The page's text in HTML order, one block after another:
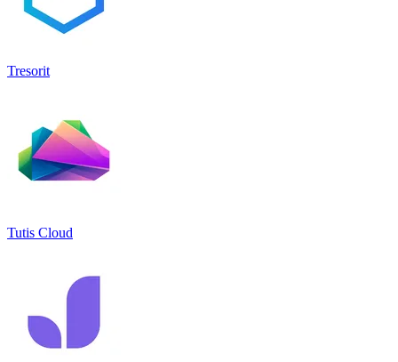
Tresorit
Tutis Cloud